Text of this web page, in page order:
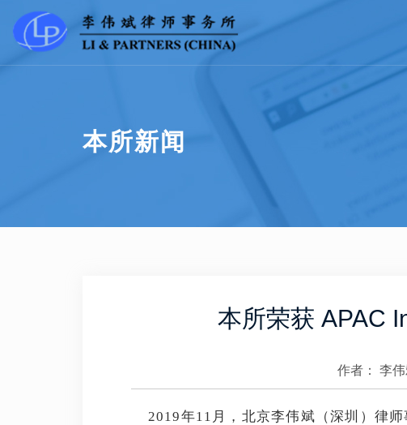
本所新闻
本所荣获 APAC
作者： 李
2019年11月，北京李伟斌（深圳）律